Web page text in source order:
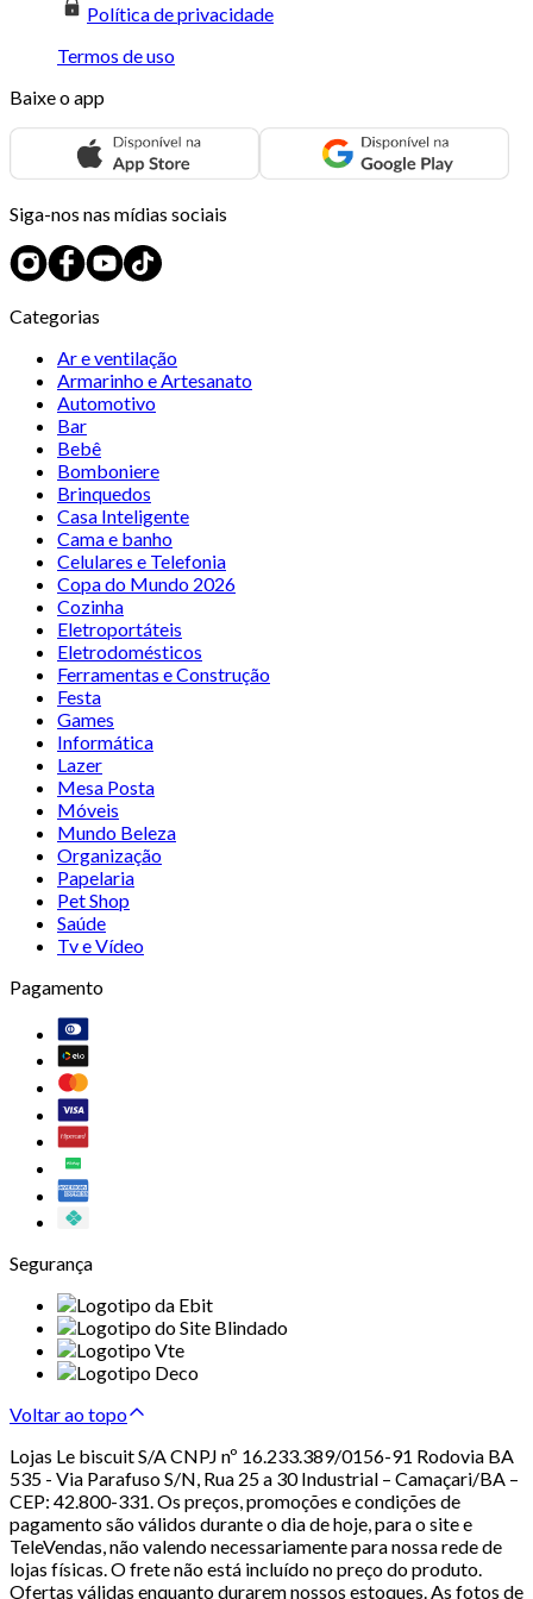
Política de privacidade
Termos de uso
Baixe o app
Siga-nos nas mídias sociais
Categorias
Ar e ventilação
Armarinho e Artesanato
Automotivo
Bar
Bebê
Bomboniere
Brinquedos
Casa Inteligente
Cama e banho
Celulares e Telefonia
Copa do Mundo 2026
Cozinha
Eletroportáteis
Eletrodomésticos
Ferramentas e Construção
Festa
Games
Informática
Lazer
Mesa Posta
Móveis
Mundo Beleza
Organização
Papelaria
Pet Shop
Saúde
Tv e Vídeo
Pagamento
Segurança
Voltar ao topo
Lojas Le biscuit S/A CNPJ nº 16.233.389/0156-91 Rodovia BA
535 - Via Parafuso S/N, Rua 25 a 30 Industrial – Camaçari/BA –
CEP: 42.800-331. Os preços, promoções e condições de
pagamento são válidos durante o dia de hoje, para o site e
TeleVendas, não valendo necessariamente para nossa rede de
lojas físicas. O frete não está incluído no preço do produto.
Ofertas válidas enquanto durarem nossos estoques. As fotos de